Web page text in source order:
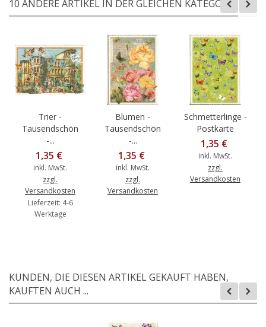
10 ANDERE ARTIKEL IN DER GLEICHEN KATEGORIE:
Trier -
Tausendschön
-...
1,35 €
inkl. MwSt.
zzgl.
Versandkosten
Lieferzeit: 4-6
Werktage
Blumen -
Tausendschön
-...
1,35 €
inkl. MwSt.
zzgl.
Versandkosten
Schmetterlinge -
Postkarte
1,35 €
inkl. MwSt.
zzgl.
Versandkosten
KUNDEN, DIE DIESEN ARTIKEL GEKAUFT HABEN,
KAUFTEN AUCH ...